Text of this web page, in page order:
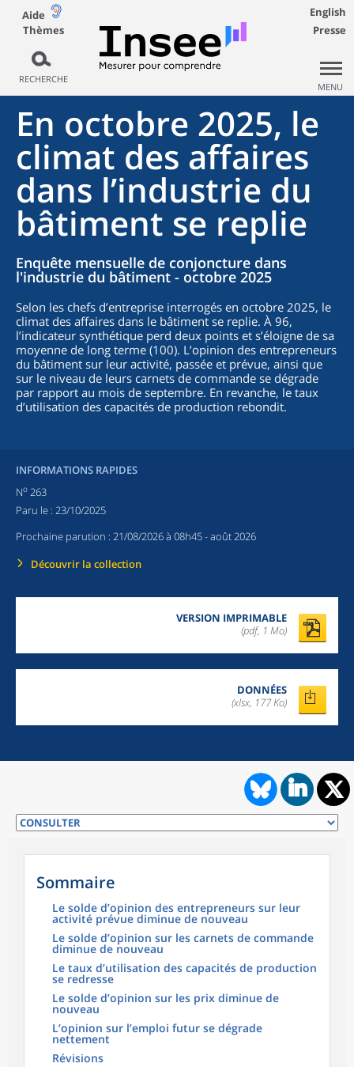
Aide
Thèmes
RECHERCHE
English
Presse
MENU
En octobre 2025, le
climat des affaires
dans l’industrie du
bâtiment se replie
Enquête mensuelle de conjoncture dans
l'industrie du bâtiment - octobre 2025
Selon les chefs d’entreprise interrogés en octobre 2025, le
climat des affaires dans le bâtiment se replie. À 96,
l’indicateur synthétique perd deux points et s’éloigne de sa
moyenne de long terme (100). L’opinion des entrepreneurs
du bâtiment sur leur activité, passée et prévue, ainsi que
sur le niveau de leurs carnets de commande se dégrade
par rapport au mois de septembre. En revanche, le taux
d’utilisation des capacités de production rebondit.
INFORMATIONS RAPIDES
No 263
Paru le : 23/10/2025
Prochaine parution : 21/08/2026 à 08h45- août 2026
Découvrir la collection
VERSION IMPRIMABLE
(pdf, 1 Mo)
DONNÉES
(xlsx, 177 Ko)
Sommaire
Le solde d’opinion des entrepreneurs sur leur
activité prévue diminue de nouveau
Le solde d’opinion sur les carnets de commande
diminue de nouveau
Le taux d’utilisation des capacités de production
se redresse
Le solde d’opinion sur les prix diminue de
nouveau
L’opinion sur l’emploi futur se dégrade
nettement
Révisions